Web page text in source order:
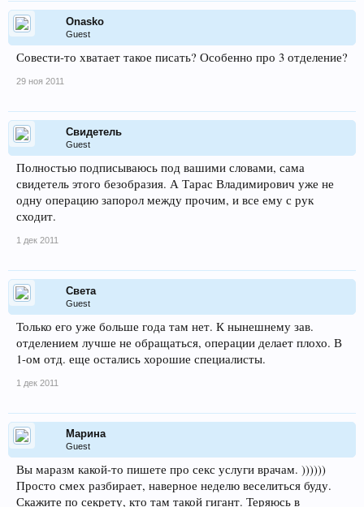
Onasko
Guest
Совести-то хватает такое писать? Особенно про 3 отделение?
29 ноя 2011
Свидетель
Guest
Полностью подписываюсь под вашими словами, сама
свидетель этого безобразия. А Тарас Владимирович уже не
одну операцию запорол между прочим, и все ему с рук
сходит.
1 дек 2011
Света
Guest
Только его уже больше года там нет. К нынешнему зав.
отделением лучше не обращаться, операции делает плохо. В
1-ом отд. еще остались хорошие специалисты.
1 дек 2011
Марина
Guest
Вы маразм какой-то пишете про секс услуги врачам. ))))))
Просто смех разбирает, наверное неделю веселиться буду.
Скажите по секрету, кто там такой гигант. Теряюсь в